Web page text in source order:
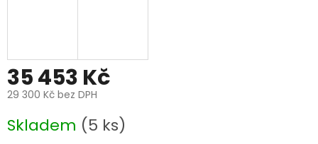
35 453 Kč
29 300 Kč bez DPH
cena:
Skladem (5 ks)